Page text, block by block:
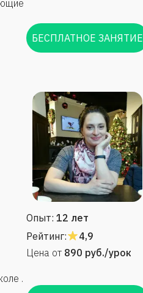
БЕСПЛАТНОЕ ЗАНЯТИЕ
.
Опыт: 12 лет
Рейтинг:
4,9
Цена от 890 руб./урок